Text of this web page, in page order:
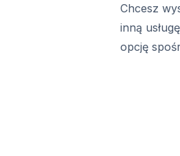
Chcesz
inną
opcję